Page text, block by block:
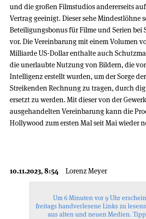
und die großen Filmstudios andererseits
Vertrag geeinigt. Dieser sehe Mindestlöhne
Beteiligungsbonus für Filme und Serien bei
vor. Die Vereinbarung mit einem Volumen
Milliarde US-Dollar enthalte auch
die unerlaubte Nutzung von Bildern, die
Intelligenz erstellt wurden, um der Sorge
Streikenden Rechnung zu tragen, durch
ersetzt zu werden. Mit dieser von der
ausgehandelten Vereinbarung kann die
Hollywood zum ersten Mal seit Mai wieder
10.11.2023, 8:54 Lorenz Meyer
Um 6 Minuten vor 9 Uhr
freitags handverlesene Links zu
aus alten und neuen Medien.